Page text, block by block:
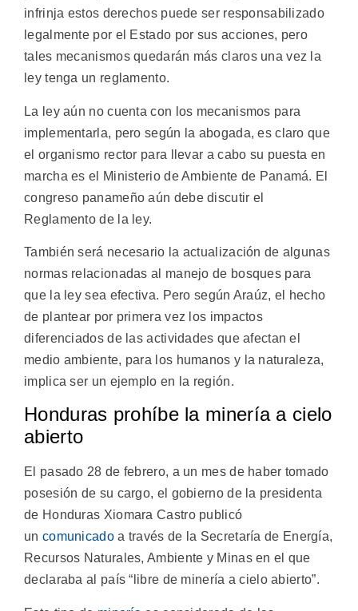
infrinja estos derechos puede ser responsabilizado
legalmente por el Estado por sus acciones, pero
tales mecanismos quedarán más claros una vez la
ley tenga un reglamento.
La ley aún no cuenta con los mecanismos para
implementarla, pero según la abogada, es claro que
el organismo rector para llevar a cabo su puesta en
marcha es el Ministerio de Ambiente de Panamá. El
congreso panameño aún debe discutir el
Reglamento de la ley.
También será necesario la actualización de algunas
normas relacionadas al manejo de bosques para
que la ley sea efectiva. Pero según Araúz, el hecho
de plantear por primera vez los impactos
diferenciados de las actividades que afectan el
medio ambiente, para los humanos y la naturaleza,
implica ser un ejemplo en la región.
Honduras prohíbe la minería a cielo
abierto
El pasado 28 de febrero, a un mes de haber tomado
posesión de su cargo, el gobierno de la presidenta
de Honduras Xiomara Castro publicó
un comunicadoa través de la Secretaría de Energía,
Recursos Naturales, Ambiente y Minas en el que
declaraba al país “libre de minería a cielo abierto”.